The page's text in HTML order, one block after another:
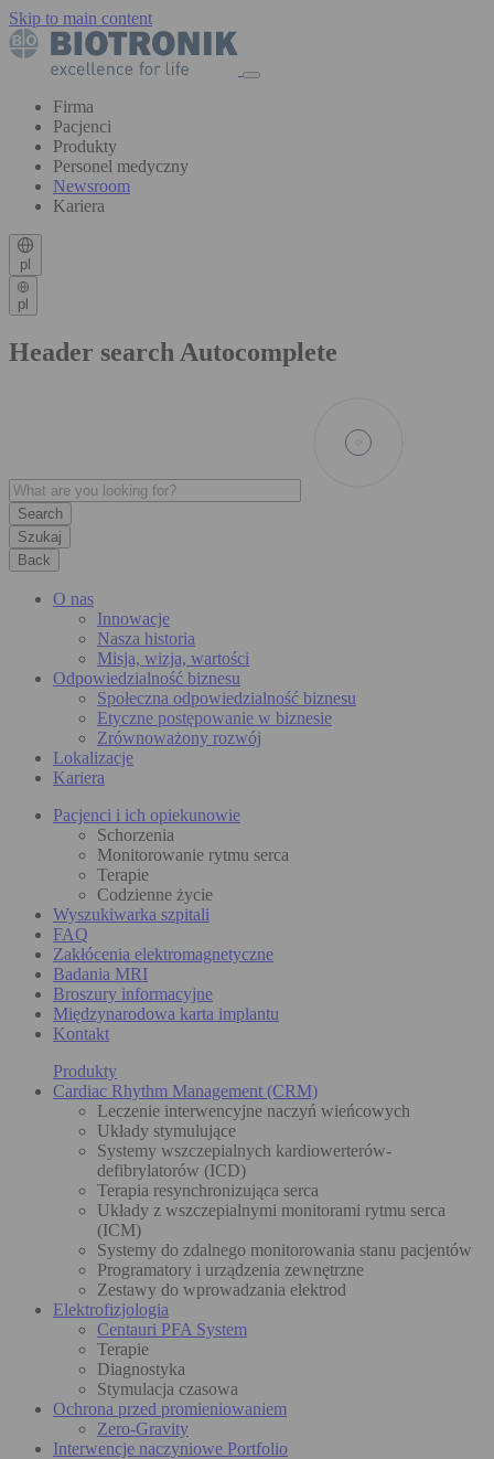
Skip to main content
Firma
Pacjenci
Produkty
Personel medyczny
Newsroom
Kariera
pl
pl
Header search Autocomplete
Szukaj
Back
O nas
Innowacje
Nasza historia
Misja, wizja, wartości
Odpowiedzialność biznesu
Społeczna odpowiedzialność biznesu
Etyczne postępowanie w biznesie
Zrównoważony rozwój
Lokalizacje
Kariera
Pacjenci i ich opiekunowie
Schorzenia
Monitorowanie rytmu serca
Terapie
Codzienne życie
Wyszukiwarka szpitali
FAQ
Zakłócenia elektromagnetyczne
Badania MRI
Broszury informacyjne
Międzynarodowa karta implantu
Kontakt
Produkty
Cardiac Rhythm Management (CRM)
Leczenie interwencyjne naczyń wieńcowych
Układy stymulujące
Systemy wszczepialnych kardiowerterów-
defibrylatorów (ICD)
Terapia resynchronizująca serca
Układy z wszczepialnymi monitorami rytmu serca
(ICM)
Systemy do zdalnego monitorowania stanu pacjentów
Programatory i urządzenia zewnętrzne
Zestawy do wprowadzania elektrod
Elektrofizjologia
Centauri PFA System
Terapie
Diagnostyka
Stymulacja czasowa
Ochrona przed promieniowaniem
Zero-Gravity
Interwencje naczyniowe Portfolio